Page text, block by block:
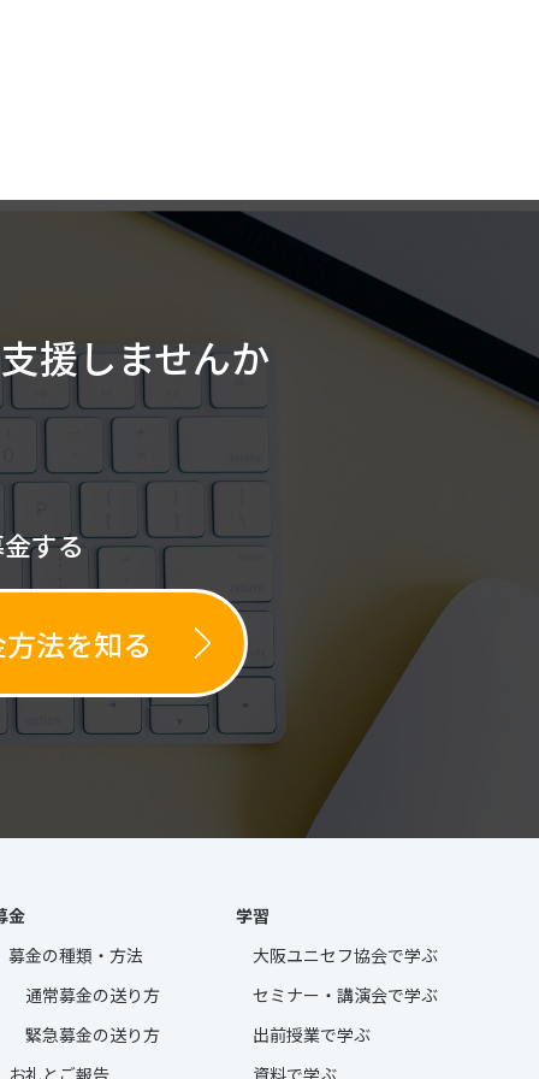
支援しませんか
する
法を知る
金
募金の種類・方法
通常募金の送り方
緊急募金の送り方
学習
大阪ユニセフ協会で学ぶ
セミナー・講演会で学ぶ
出前授業で学ぶ